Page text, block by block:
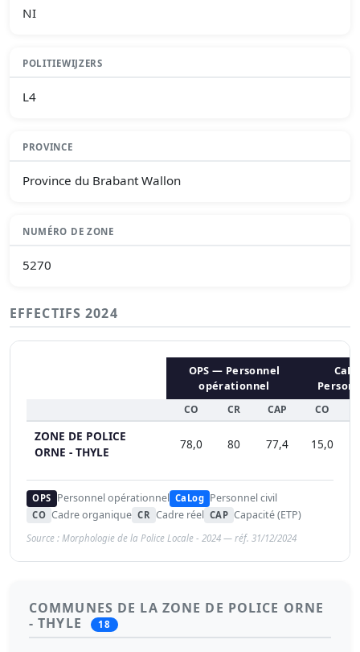
NI
POLITIEWIJZERS
L4
PROVINCE
Province du Brabant Wallon
NUMÉRO DE ZONE
5270
EFFECTIFS 2024
OPS — Personnel
opérationnel
CO CR CAP CO
ZONE DE POLICE
ORNE - THYLE
78,0 80 77,4 15,0
OPS Personnel opérationnel CaLog Personnel civil
CO Cadre organique CR Cadre réel CAP Capacité (ETP)
Source : Morphologie de la Police Locale - 2024 — réf. 31/12/2024
COMMUNES DE LA ZONE DE POLICE ORNE
- THYLE
18